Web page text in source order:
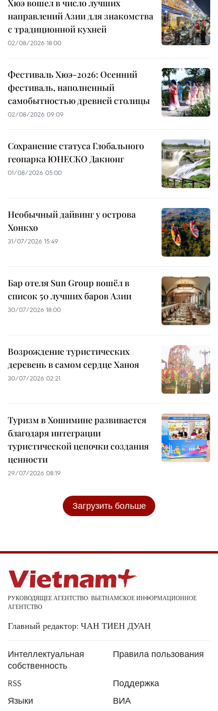
Хюэ вошел в число лучших
направлений Азии для знакомства
с традиционной кухней
02/08/2026 18:00
Фестиваль Хюэ-2026: Осенний
фестиваль, наполненный
самобытностью древней столицы
02/08/2026 09:09
Сохранение статуса Глобального
геопарка ЮНЕСКО Дакнонг
01/08/2026 05:00
Необычный дайвинг у острова
Хонкхо
31/07/2026 15:49
Бар отеля Sun Group вошёл в
список 50 лучших баров Азии
30/07/2026 18:00
Возрождение туристических
деревень в самом сердце Ханоя
30/07/2026 02:21
Туризм в Хошимине развивается
благодаря интеграции
туристической цепочки создания
ценности
29/07/2026 08:19
Загрузить больше
РУКОВОДЯЩЕЕ АГЕНТСТВО: ВЬЕТНАМСКОЕ ИНФОРМАЦИОННОЕ
АГЕНТСТВО
Главный редактор: ЧАН ТИЕН ДУАН
Интеллектуальная
собственность
Правила пользования
RSS
Поддержка
Языки
ВИА